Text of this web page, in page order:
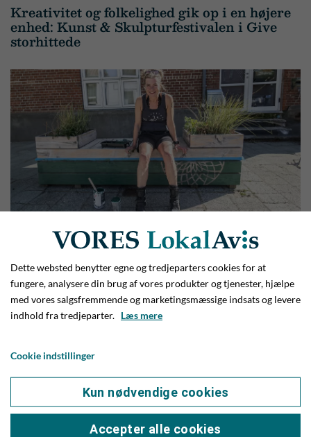
Kreativitet og folkelighed gik op i en højere
enhed: Kunst & Skulpturfestivalen i Give
storhittede
Vejlekunstner giver byens blomsterkasser
nyt flot liv i Solhjulets tegn
Dette websted benytter egne og tredjeparters cookies for at
fungere, analysere din brug af vores produkter og tjenester, hjælpe
med vores salgsfremmende og marketingsmæssige indsats og levere
indhold fra tredjeparter. Læs mere
Cookie indstillinger
Kun nødvendige cookies
Accepter alle cookies